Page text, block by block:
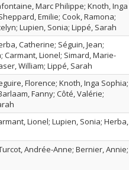
Marc Philippe; Knoth, Inga
Emilie; Cook, Ramona;
Lupien, Sonia; Lippé, Sarah
Catherine; Séguin, Jean;
Carmant, Lionel; Simard, Marie-
William; Lippé, Sarah
Florence; Knoth, Inga Sophia;
Fanny; Côté, Valérie;
Lionel; Lupien, Sonia; Herba,
Andrée-Anne; Bernier, Annie;